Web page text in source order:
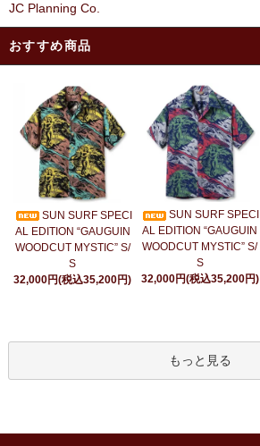
JC Planning Co.
おすすめ商品
SUN SURF SPECI
AL EDITION “GAUGUIN
WOODCUT MYSTIC” S/
S
32,000円(税込35,200円)
SUN SURF SPECI
AL EDITION “GAUGUIN
WOODCUT MYSTIC” S/
S
32,000円(税込35,200円)
もっと見る